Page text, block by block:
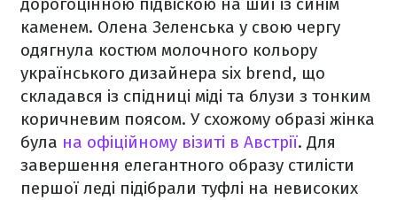
дорогоцінною підвіскою на шиї із синім
каменем. Олена Зеленська у свою чергу
одягнула костюм молочного кольору
українського дизайнера six brend, що
складався із спідниці міді та блузи з тонким
коричневим поясом. У схожому образі жінка
була на офіційному візиті в Австрії. Для
завершення елегантного образу стилісти
першої леді підібрали туфлі на невисоких